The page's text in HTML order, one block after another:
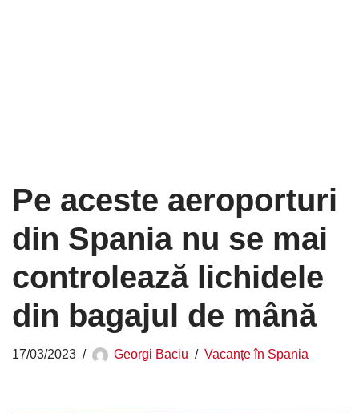
Pe aceste aeroporturi
din Spania nu se mai
controlează lichidele
din bagajul de mână
17/03/2023 Georgi Baciu Vacanțe în Spania